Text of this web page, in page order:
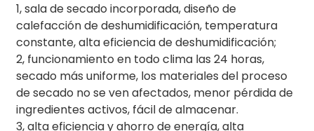
1, sala de secado incorporada, diseño de
calefacción de deshumidificación, temperatura
constante, alta eficiencia de deshumidificación;
2, funcionamiento en todo clima las 24 horas,
secado más uniforme, los materiales del proceso
de secado no se ven afectados, menor pérdida de
ingredientes activos, fácil de almacenar.
3, alta eficiencia y ahorro de energía, alta